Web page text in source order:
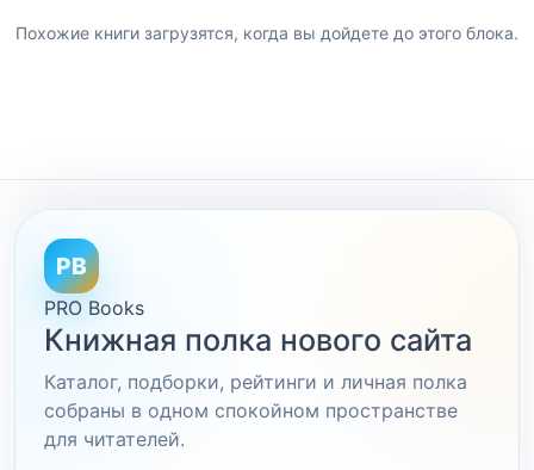
Похожие книги загрузятся, когда вы дойдете до этого блока.
PB
PRO Books
Книжная полка нового сайта
Каталог, подборки, рейтинги и личная полка
собраны в одном спокойном пространстве
для читателей.